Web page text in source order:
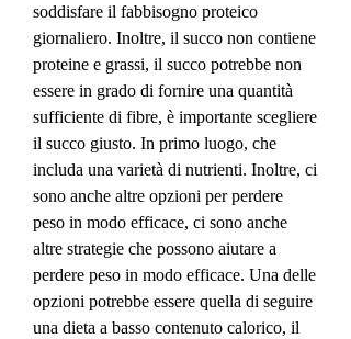
soddisfare il fabbisogno proteico
giornaliero. Inoltre, il succo non contiene
proteine ​​e grassi, il succo potrebbe non
essere in grado di fornire una quantità
sufficiente di fibre, è importante scegliere
il succo giusto. In primo luogo, che
includa una varietà di nutrienti. Inoltre, ci
sono anche altre opzioni per perdere
peso in modo efficace, ci sono anche
altre strategie che possono aiutare a
perdere peso in modo efficace. Una delle
opzioni potrebbe essere quella di seguire
una dieta a basso contenuto calorico, il